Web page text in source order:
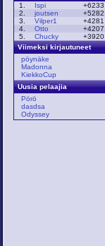
1.
Ispi
+6233
2.
joutsen
+5282
3.
Vilper1
+4281
4.
Otto
+4207
5.
Chucky
+3920
Viimeksi kirjautuneet
pöynäke
Madonna
KiekkoCup
Uusia pelaajia
Pörö
dasdsa
Odyssey